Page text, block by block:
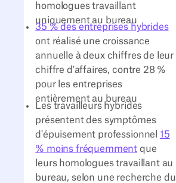
homologues travaillant
uniquement au bureau
35 % des entreprises hybrides
ont réalisé une croissance
annuelle à deux chiffres de leur
chiffre d'affaires, contre 28 %
pour les entreprises
entièrement au bureau
Les travailleurs hybrides
présentent des symptômes
d'épuisement professionnel 15
% moins fréquemment que
leurs homologues travaillant au
bureau, selon une recherche du